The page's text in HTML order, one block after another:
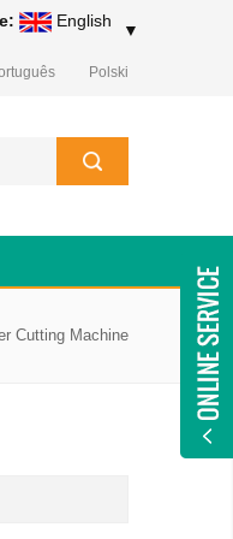
English ▼
Polski
Cutting Machine